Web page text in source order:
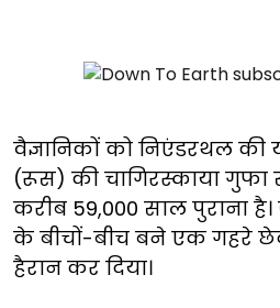
वैज्ञानिकों को निएंडरथल की
(रूस) की चागिरस्काया गुफा
करीब 59,000 साल पुराना
के बीचों-बीच बने एक गहरे
हैरान कर दिया।